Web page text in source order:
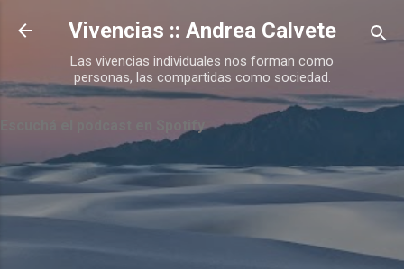
Ir al contenido principal
Vivencias :: Andrea Calvete
Las vivencias individuales nos forman como
personas, las compartidas como sociedad.
Escuchá el podcast en Spotify